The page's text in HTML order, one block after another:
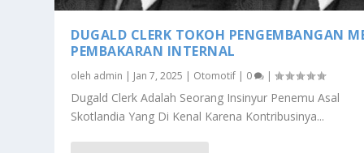
DUGALD CLERK TOKOH PENGEMBANGAN
PEMBAKARAN INTERNAL
oleh admin | Jan 7, 2025 | Otomotif | 0 |
Dugald Clerk Adalah Seorang Insinyur Penemu Asal
Skotlandia Yang Di Kenal Karena Kontribusinya...